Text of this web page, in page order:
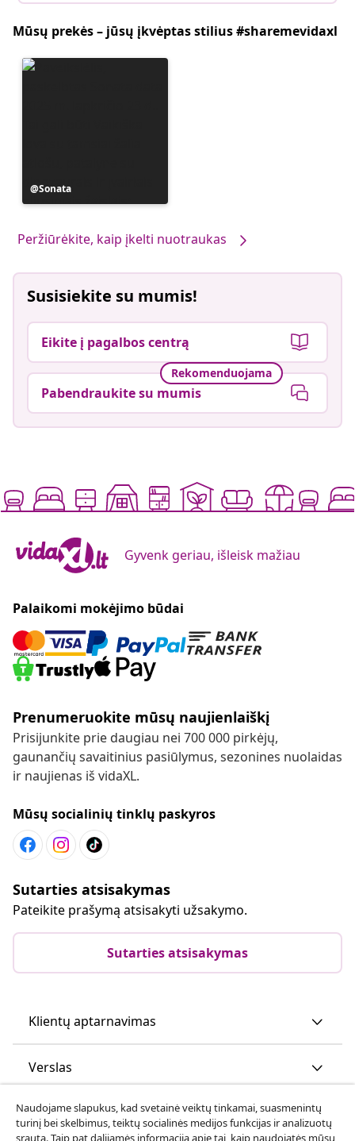
Mūsų prekės – jūsų įkvėptas stilius #sharemevidaxl
Įrašą
paskelbė
Sonata
Peržiūrėkite, kaip įkelti nuotraukas
Susisiekite su mumis!
Eikite į pagalbos centrą
Rekomenduojama
Pabendraukite su mumis
Gyvenk geriau, išleisk mažiau
Palaikomi mokėjimo būdai
Prenumeruokite mūsų naujienlaiškį
Prisijunkite prie daugiau nei 700 000 pirkėjų,
gaunančių savaitinius pasiūlymus, sezonines nuolaidas
ir naujienas iš vidaXL.
Mūsų socialinių tinklų paskyros
Sutarties atsisakymas
Pateikite prašymą atsisakyti užsakymo.
Sutarties atsisakymas
Klientų aptarnavimas
Verslas
vidaXL
Naudojame slapukus, kad svetainė veiktų tinkamai, suasmenintų
turinį bei skelbimus, teiktų socialinės medijos funkcijas ir analizuotų
srautą. Taip pat dalijamės informacija apie tai, kaip naudojatės mūsų